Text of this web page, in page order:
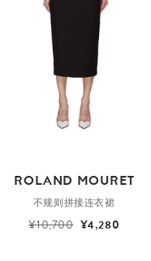
ROLAND MOURET
不规则拼接连衣裙
¥10,700 ¥4,280